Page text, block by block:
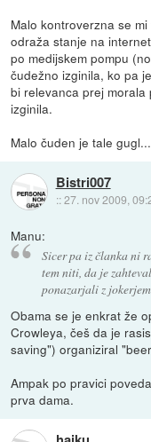
Malo kontroverzna se
odraža stanje na
po medijskem pompu
čudežno izginila, ko pa
bi relevanca prej
izginila.
Malo čuden je tale gugl...
Bistri007
::27. nov 2009,
Manu:
Sicer pa iz članka ni
tem niti, da je
ponazarjali z
Obama se je enkrat že
Crowleya, češ da je
saving") organiziral
Ampak po pravici
prva dama.